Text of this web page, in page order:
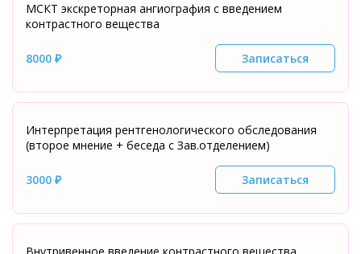
МСКТ экскреторная ангиография с введением
контрастного вещества
8000 ₽ Записаться
Интерпретация рентгенологического обследования
(второе мнение + беседа с Зав.отделением)
3000 ₽ Записаться